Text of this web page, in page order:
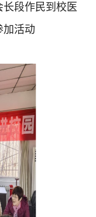
段作民到校医
加活动